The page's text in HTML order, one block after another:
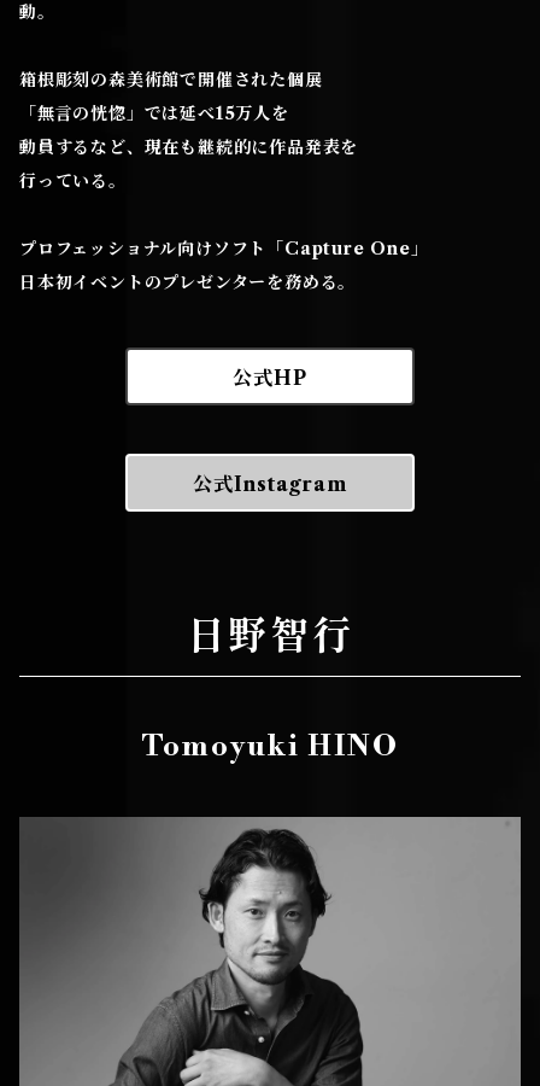
動。
箱根彫刻の森美術館で開催された個展
「無言の恍惚」では延べ15万人を
動員するなど、現在も継続的に作品発表を
行っている。
プロフェッショナル向けソフト「Capture One」
日本初イベントのプレゼンターを務める。
公式HP
公式Instagram
日野智行
Tomoyuki HINO